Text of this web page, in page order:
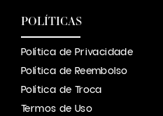
POLÍTICAS
Política de Privacidade
Política de Reembolso
Política de Troca
Termos de Uso